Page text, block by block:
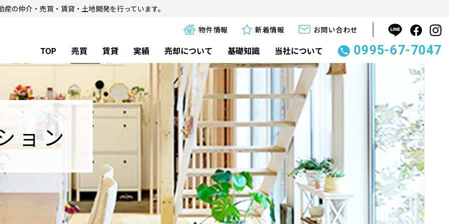
産の仲介・売買・賃貸・土地開発を行っています。
物件情報 新着情報 お問い合わせ
TOP 売買 賃貸 実績 売却について 基礎知識 当社について 0995-67-7047
ョン